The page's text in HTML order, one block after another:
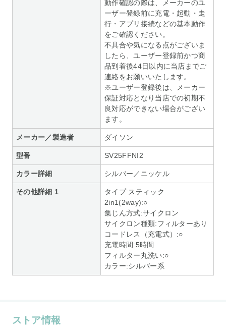
動作確認の際は、メーカーのユ
ーザー登録前に充電・起動・走
行・アプリ接続などの基本動作
をご確認ください。
不具合や気になる点がございま
したら、ユーザー登録前かつ商
品到着後44日以内に当店までご
連絡をお願いいたします。
※ユーザー登録後は、メーカー
保証対応となり当店での初期不
良対応ができない場合がござい
ます。
メーカー／製造者 ダイソン
型番 SV25FFNI2
カラー詳細 シルバー／ニッケル
その他詳細 1
タイプ:スティック
2in1(2way):○
集じん方式:サイクロン
サイクロン種類:フィルターあり
コードレス（充電式）:○
充電時間:5時間
フィルター丸洗い:○
カラー:シルバー系
ストア情報